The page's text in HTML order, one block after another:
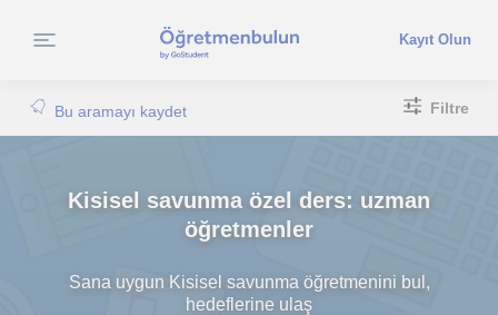
Kayıt Olun
Bu aramayı kaydet Filtre
Kisisel savunma özel ders: uzman
öğretmenler
Sana uygun Kisisel savunma öğretmenini bul,
hedeflerine ulaş